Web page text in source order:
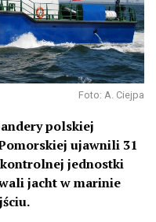
Foto: A. Ciejpa
polskiej
ujawnili 31
jednostki
jacht w marinie